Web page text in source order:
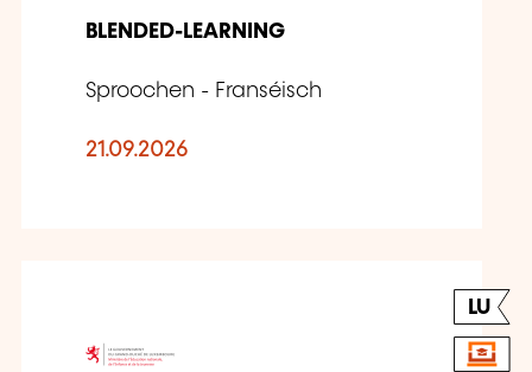
BLENDED-LEARNING
Sproochen - Franséisch
21.09.2026
LU